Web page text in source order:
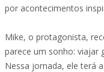
por acontecimentos
Mike, o protagonista,
parece um sonho: viajar
Nessa jornada, ele terá